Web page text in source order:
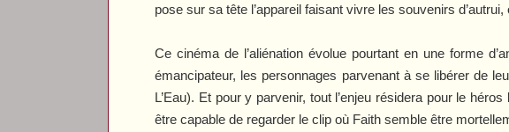
pose sur sa tête l’appareil faisant vivre les souvenirs
Ce cinéma de l’aliénation évolue pourtant en une forme
émancipateur, les personnages parvenant à se libérer de
L’Eau). Et pour y parvenir, tout l’enjeu résidera pour le
être capable de regarder le clip où Faith semble être